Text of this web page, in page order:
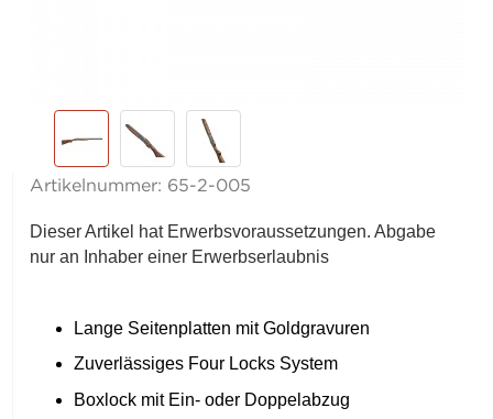
Artikelnummer: 65-2-005
Dieser Artikel hat Erwerbsvoraussetzungen. Abgabe
nur an Inhaber einer Erwerbserlaubnis
Lange Seitenplatten mit Goldgravuren
Zuverlässiges Four Locks System
Boxlock mit Ein- oder Doppelabzug